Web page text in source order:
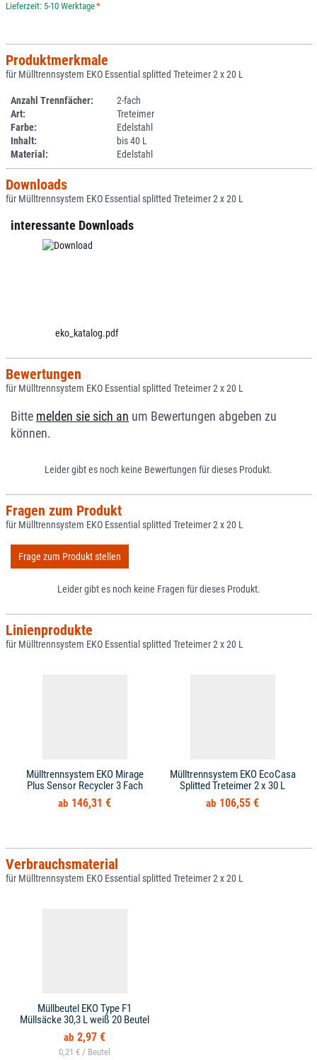
*
Produktmerkmale
für Mülltrennsystem EKO Essential splitted Treteimer 2 x 20 L
Anzahl Trennfächer:
2-fach
Art:
Treteimer
Farbe:
Edelstahl
Inhalt:
bis 40 L
Material:
Edelstahl
Downloads
für Mülltrennsystem EKO Essential splitted Treteimer 2 x 20 L
interessante Downloads
eko_katalog.pdf
Bewertungen
für Mülltrennsystem EKO Essential splitted Treteimer 2 x 20 L
Bitte melden sie sich an um Bewertungen abgeben zu
können.
Leider gibt es noch keine Bewertungen für dieses Produkt.
Fragen zum Produkt
für Mülltrennsystem EKO Essential splitted Treteimer 2 x 20 L
Frage zum Produkt stellen
Leider gibt es noch keine Fragen für dieses Produkt.
Linienprodukte
für Mülltrennsystem EKO Essential splitted Treteimer 2 x 20 L
Mülltrennsystem EKO Mirage
Plus Sensor Recycler 3 Fach
146,31 €
Mülltrennsystem EKO EcoCasa
Splitted Treteimer 2 x 30 L
106,55 €
Verbrauchsmaterial
für Mülltrennsystem EKO Essential splitted Treteimer 2 x 20 L
Müllbeutel EKO Type F1
Müllsäcke 30,3 L weiß 20 Beutel
2,97 €
0,21 € /